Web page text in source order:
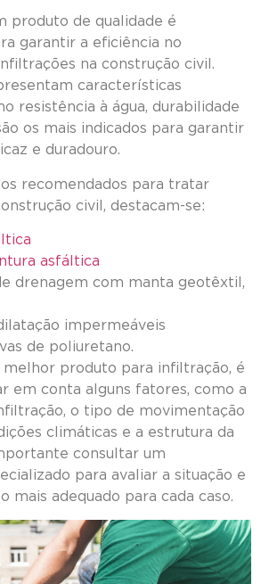
produto de qualidade é
garantir a eficiência no
na construção civil.
características
resistência à água, durabilidade
os mais indicados para garantir
e duradouro.
recomendados para tratar
civil, destacam-se:
asfáltica
drenagem com manta geotêxtil,
impermeáveis
de poliuretano.
melhor produto para infiltração, é
em conta alguns fatores, como a
o tipo de movimentação
climáticas e a estrutura da
consultar um
para avaliar a situação e
mais adequado para cada caso.